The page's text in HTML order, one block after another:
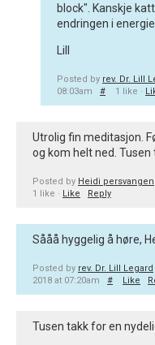
block". Kanskje
endringen i
Lill
Posted by rev. Dr. Lill
08:03am
# 1 like ·
Utrolig fin meditasjon.
og kom helt ned. Tusen
Posted by Heidi persvangen
1 like · Like Reply
Sååå hyggelig å høre,
Posted by rev. Dr. Lill Legard
2018 at 07:20am
# Like
Tusen takk for en